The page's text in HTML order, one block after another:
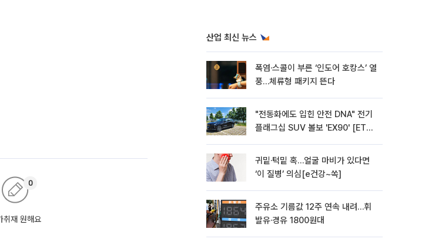
취재 원해요
0
산업 최신 뉴스
폭염·스콜이 부른 ‘인도어 호캉스’ 열
풍…체류형 패키지 뜬다
"전동화에도 입힌 안전 DNA" 전기
플래그십 SUV 볼보 'EX90' [ET의
귀밑·턱밑 혹…얼굴 마비가 있다면
‘이 질병’ 의심[e건강~쏙]
주유소 기름값 12주 연속 내려…휘
발유·경유 1800원대